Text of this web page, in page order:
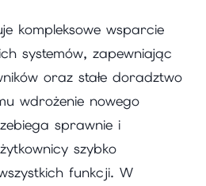
kompleksowe wsparcie
systemów, zapewniając
oraz stałe doradztwo
wdrożenie nowego
sprawnie i
szybko
funkcji. W